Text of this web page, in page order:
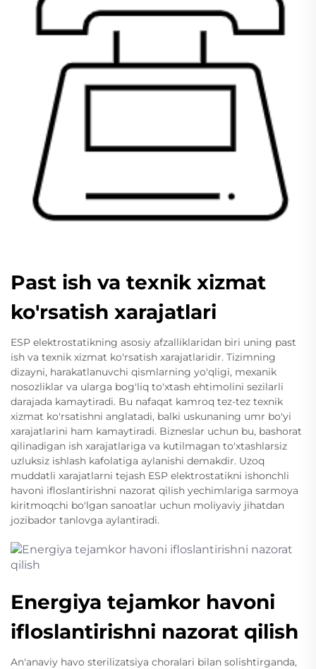
Past ish va texnik xizmat
ko'rsatish xarajatlari
ESP elektrostatikning asosiy afzalliklaridan biri uning past
ish va texnik xizmat ko'rsatish xarajatlaridir. Tizimning
dizayni, harakatlanuvchi qismlarning yo'qligi, mexanik
nosozliklar va ularga bog'liq to'xtash ehtimolini sezilarli
darajada kamaytiradi. Bu nafaqat kamroq tez-tez texnik
xizmat ko'rsatishni anglatadi, balki uskunaning umr bo'yi
xarajatlarini ham kamaytiradi. Bizneslar uchun bu, bashorat
qilinadigan ish xarajatlariga va kutilmagan to'xtashlarsiz
uzluksiz ishlash kafolatiga aylanishi demakdir. Uzoq
muddatli xarajatlarni tejash ESP elektrostatikni ishonchli
havoni ifloslantirishni nazorat qilish yechimlariga sarmoya
kiritmoqchi bo'lgan sanoatlar uchun moliyaviy jihatdan
jozibador tanlovga aylantiradi.
Energiya tejamkor havoni
ifloslantirishni nazorat qilish
An'anaviy havo sterilizatsiya choralari bilan solishtirganda,